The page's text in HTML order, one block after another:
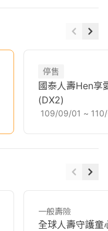
停售
國泰人壽Hen享
(DX2)
109/09/01 ~
一般壽險
全球人壽守護童